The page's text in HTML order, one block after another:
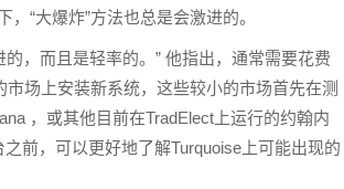
“大爆炸”方法也总是会激进的。
，而且是轻率的。” 他指出，通常需要花费
场上安装新系统，这些较小的市场首先在测
，或其他目前在TradElect上运行的约翰内
前，可以更好地了解Turquoise上可能出现的